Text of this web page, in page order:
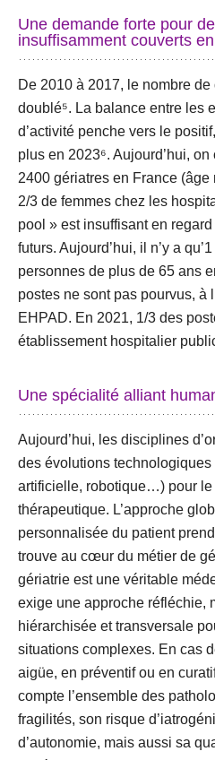
Une demande forte pour
insuffisamment couverts
De 2010 à 2017, le nombre
doublé⁵. La balance entre les
d’activité penche vers le
plus en 2023⁶. Aujourd’hui,
2400 gériatres en France
2/3 de femmes chez les
pool » est insuffisant en
futurs. Aujourd’hui, il n’y a
personnes de plus de 65 ans
postes ne sont pas pourvus, à
EHPAD. En 2021, 1/3 des
établissement hospitalier
Une spécialité alliant
Aujourd’hui, les disciplines
des évolutions
artificielle, robotique…) pour
thérapeutique. L’approche
personnalisée du patient
trouve au cœur du métier de
gériatrie est une véritable
exige une approche réfléchie,
hiérarchisée et transversale
situations complexes. En cas
aigüe, en préventif ou en
compte l’ensemble des
fragilités, son risque
d’autonomie, mais aussi sa